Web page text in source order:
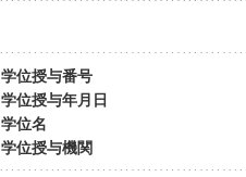
学位授与番号
学位授与年月日
学位名
学位授与機関